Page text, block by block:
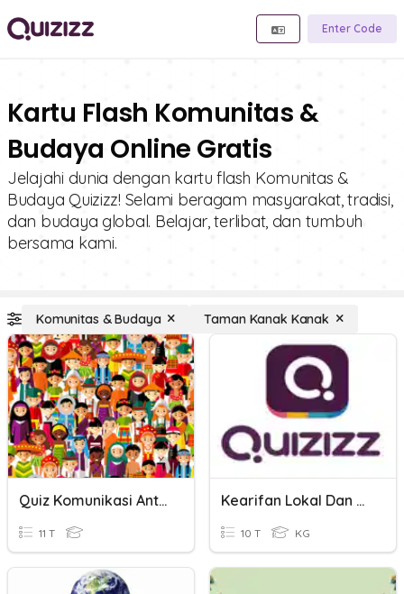
Enter Code
Kartu Flash Komunitas &
Budaya Online Gratis
Jelajahi dunia dengan kartu flash Komunitas &
Budaya Quizizz! Selami beragam masyarakat, tradisi,
dan budaya global. Belajar, terlibat, dan tumbuh
bersama kami.
Komunitas & Budaya Taman Kanak Kanak
Quiz Komunikasi Antar Budaya
11 T
Kearifan Lokal Dan Pemberdayaan Komunitas
10 T KG